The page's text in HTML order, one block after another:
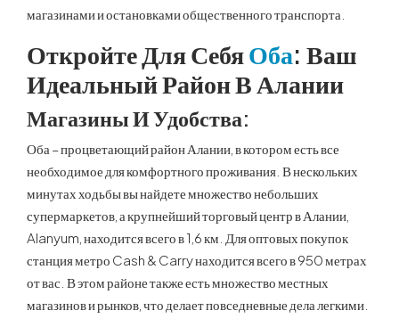
магазинами и остановками общественного транспорта.
Откройте Для СебяОба: Ваш
Идеальный Район В Алании
Магазины И Удобства:
Оба – процветающий район Алании, в котором есть все
необходимое для комфортного проживания. В нескольких
минутах ходьбы вы найдете множество небольших
супермаркетов, а крупнейший торговый центр в Алании,
Alanyum, находится всего в 1,6 км. Для оптовых покупок
станция метро Cash & Carry находится всего в 950 метрах
от вас. В этом районе также есть множество местных
магазинов и рынков, что делает повседневные дела легкими.